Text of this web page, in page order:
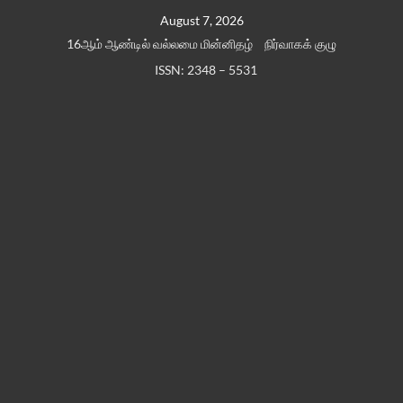
August 7, 2026
16ஆம் ஆண்டில் வல்லமை மின்னிதழ்
நிர்வாகக் குழு
ISSN: 2348 – 5531